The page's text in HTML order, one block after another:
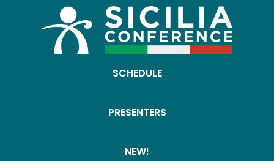
SCHEDULE
PRESENTERS
NEW!